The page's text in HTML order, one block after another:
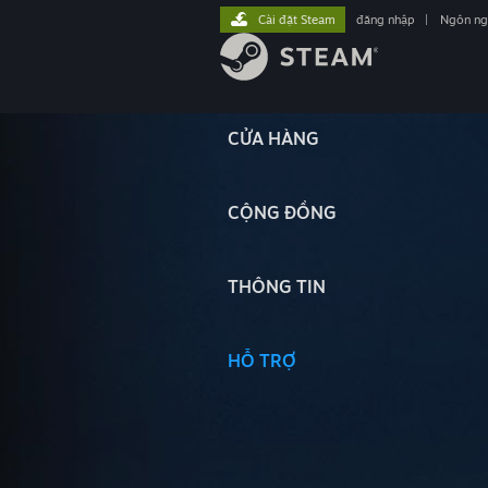
CỬA HÀNG
CỘNG ĐỒNG
THÔNG TIN
HỖ TRỢ
Cài đặt Steam đăng nhập Ngôn